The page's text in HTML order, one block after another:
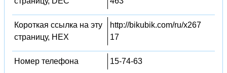
Короткая ссылка на эту
страницу, HEX
http://bikubik.com/ru/x267
17
Номер телефона 15-74-63